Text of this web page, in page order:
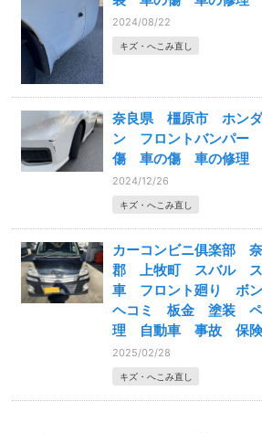
2024/08/22
キズ・へこみ直し
奈良県 橿原市 ホン
ン フロントバンパー
傷 車の傷 車の修理
2024/12/26
キズ・へこみ直し
カーコンビニ俱楽部
郡 上牧町 スバル
車 フロント廻り ボ
ヘコミ 板金 塗装 ペ
理 自動車 事故 保
2025/02/28
キズ・へこみ直し